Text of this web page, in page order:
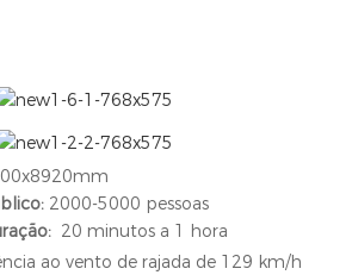
2000-5000 pessoas
20 minutos a 1 hora
ao vento de rajada de 129 km/h